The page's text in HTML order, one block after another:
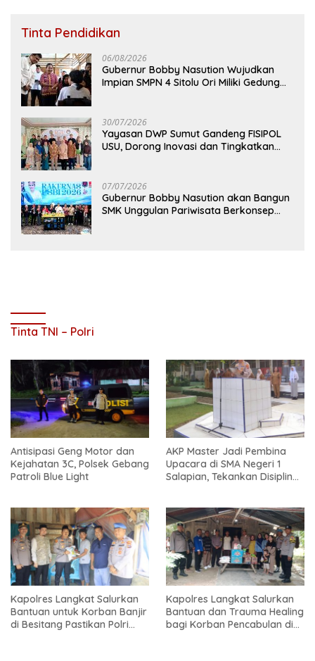
Tinta Pendidikan
06/08/2026
Gubernur Bobby Nasution Wujudkan
Impian SMPN 4 Sitolu Ori Miliki Gedung
30/07/2026
Yayasan DWP Sumut Gandeng FISIPOL
USU, Dorong Inovasi dan Tingkatkan
07/07/2026
Gubernur Bobby Nasution akan Bangun
SMK Unggulan Pariwisata Berkonsep
Tinta TNI – Polri
Antisipasi Geng Motor dan
Kejahatan 3C, Polsek Gebang
Patroli Blue Light
AKP Master Jadi Pembina
Upacara di SMA Negeri 1
Salapian, Tekankan Disiplin
Kapolres Langkat Salurkan
Bantuan untuk Korban Banjir
di Besitang Pastikan Polri
Kapolres Langkat Salurkan
Bantuan dan Trauma Healing
bagi Korban Pencabulan di